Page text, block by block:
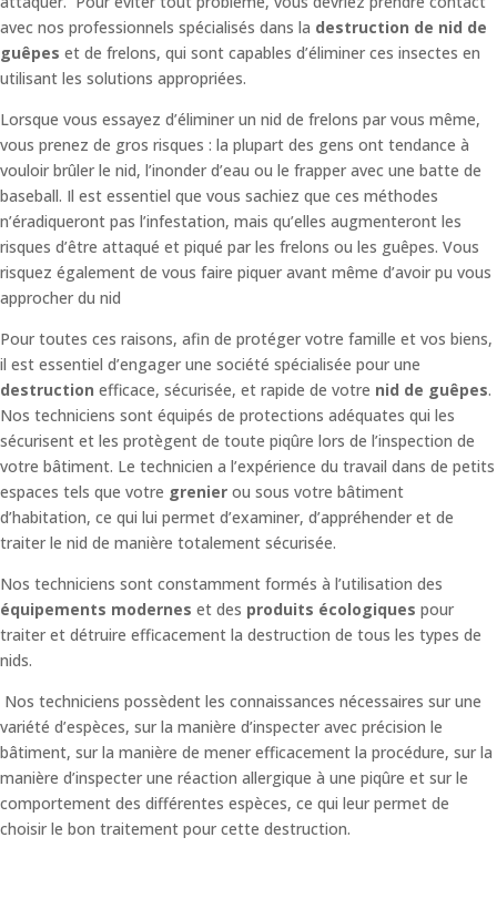
avec nos professionnels spécialisés dans la destruction de nid de
guêpes et de frelons, qui sont capables d’éliminer ces insectes en
utilisant les solutions appropriées.
Lorsque vous essayez d’éliminer un nid de frelons par vous même,
vous prenez de gros risques : la plupart des gens ont tendance à
vouloir brûler le nid, l’inonder d’eau ou le frapper avec une batte de
baseball. Il est essentiel que vous sachiez que ces méthodes
n’éradiqueront pas l’infestation, mais qu’elles augmenteront les
risques d’être attaqué et piqué par les frelons ou les guêpes. Vous
risquez également de vous faire piquer avant même d’avoir pu vous
approcher du nid
Pour toutes ces raisons, afin de protéger votre famille et vos biens,
il est essentiel d’engager une société spécialisée pour une
destruction efficace, sécurisée, et rapide de votre nid de guêpes.
Nos techniciens sont équipés de protections adéquates qui les
sécurisent et les protègent de toute piqûre lors de l’inspection de
votre bâtiment. Le technicien a l’expérience du travail dans de petits
espaces tels que votre grenier ou sous votre bâtiment
d’habitation, ce qui lui permet d’examiner, d’appréhender et de
traiter le nid de manière totalement sécurisée.
Nos techniciens sont constamment formés à l’utilisation des
équipements modernes et des produits écologiques pour
traiter et détruire efficacement la destruction de tous les types de
nids.
Nos techniciens possèdent les connaissances nécessaires sur une
variété d’espèces, sur la manière d’inspecter avec précision le
bâtiment, sur la manière de mener efficacement la procédure, sur la
manière d’inspecter une réaction allergique à une piqûre et sur le
comportement des différentes espèces, ce qui leur permet de
choisir le bon traitement pour cette destruction.